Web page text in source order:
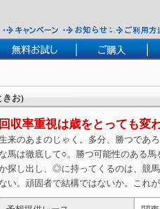
きお)
回収率重視は歳をとっても変
来のあまのじゃく。多分、勝つであ
な馬は徹底して○。勝つ可能性のある
探し出し、◎に持ってくるのは、競
ない。頑固者で結構ではないか。これが